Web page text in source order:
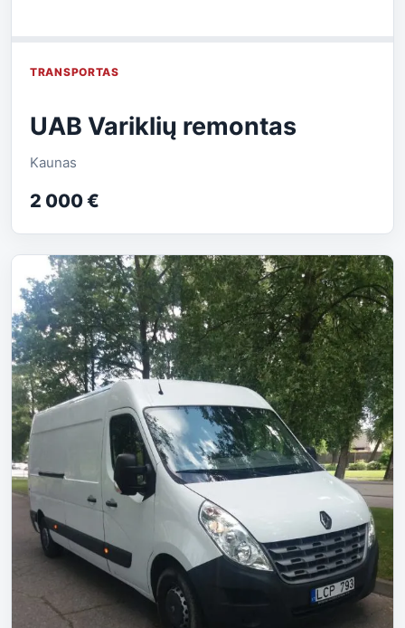
TRANSPORTAS
UAB Variklių remontas
Kaunas
2 000 €